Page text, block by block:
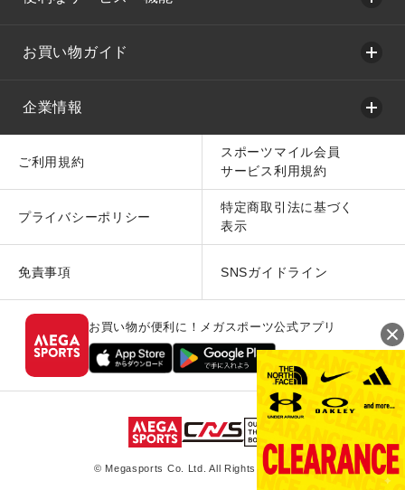
お買い物ガイド
企業情報
ご利用規約
スポーツマイル会員
サービス利用規約
プライバシーポリシー
特定商取引法に基づく
表示
免責事項 SNSガイドライン
お買い物が便利に！メガスポーツ公式アプリ
© Megasports Co. Ltd. All Rights Reserved.